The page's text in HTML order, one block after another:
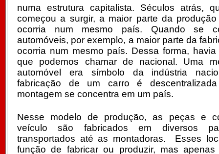
numa estrutura capitalista. Séculos atrás,
começou a surgir, a maior parte da
ocorria num mesmo país. Quando se
automóveis, por exemplo, a maior parte da
ocorria num mesmo país. Dessa forma,
que podemos chamar de nacional. Uma
automóvel era símbolo da indústria
fabricação de um carro é
montagem se concentra em um país.
Nesse modelo de produção, as peças e
veículo são fabricados em diversos
transportados até as montadoras. Esses
função de fabricar ou produzir, mas